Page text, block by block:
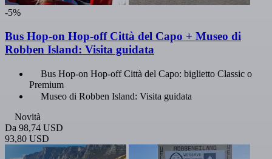
-5%
Bus Hop-on Hop-off Città del Capo + Museo di
Robben Island: Visita guidata
Bus Hop-on Hop-off Città del Capo: biglietto Classic o
Premium
Museo di Robben Island: Visita guidata
Novità
Da 98,74 USD
93,80 USD